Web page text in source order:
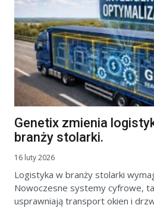
Genetix zmienia
branży stolarki.
16 luty 2026
Logistyka w branży stolarki
Nowoczesne systemy cyfrowe,
usprawniają transport okien i